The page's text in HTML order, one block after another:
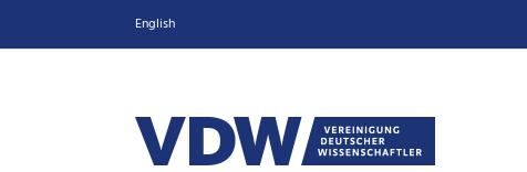
English